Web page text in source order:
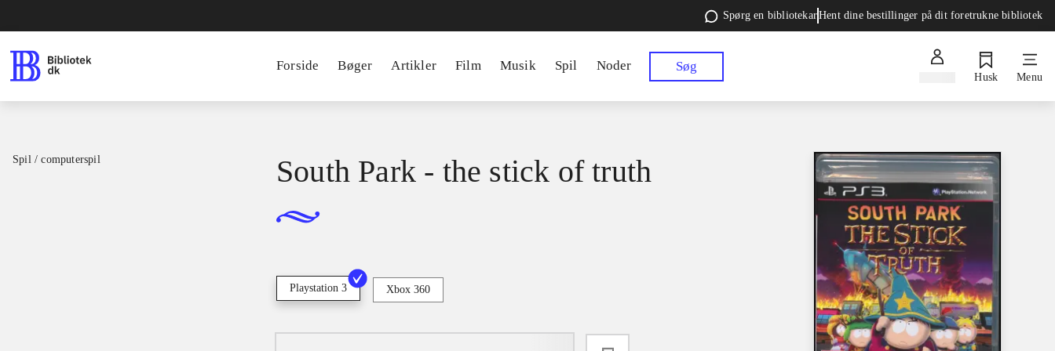
Spørg en bibliotekarHent dine bestillinger på dit foretrukne bibliotek
Forside Bøger Artikler Film Musik Spil Noder Søg
Husk Menu
Spil / computerspil South Park - the stick of truth
Playstation 3 Xbox 360